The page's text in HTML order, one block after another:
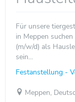
Für unsere
in Meppen
(m/w/d) als
sein...
Festanstellung -
Meppen,